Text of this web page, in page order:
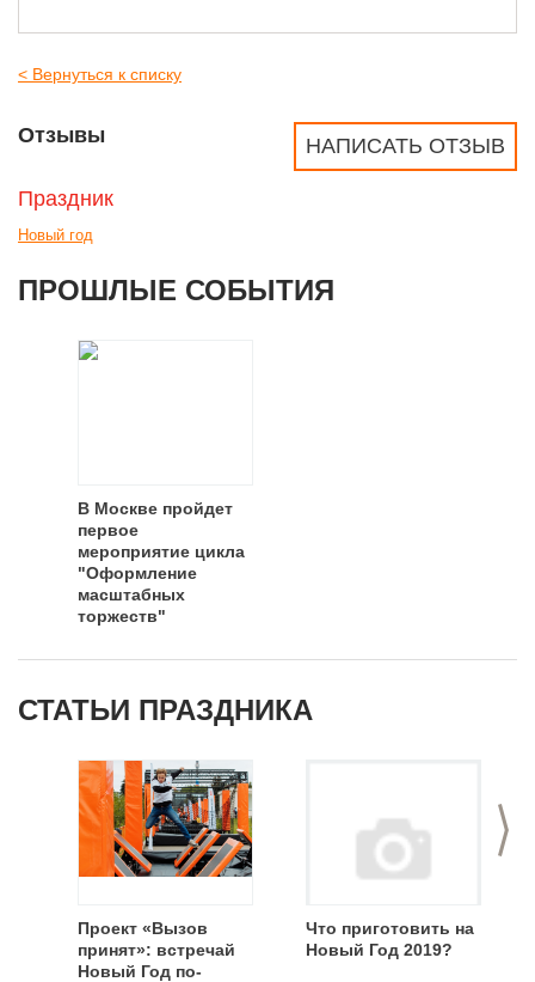
< Вернуться к списку
НАПИСАТЬ ОТЗЫВ
Отзывы
Праздник
Новый год
ПРОШЛЫЕ СОБЫТИЯ
В Москве пройдет
первое
мероприятие цикла
"Оформление
масштабных
торжеств"
СТАТЬИ ПРАЗДНИКА
>
Проект «Вызов
принят»: встречай
Новый Год по-
Что приготовить на
Новый Год 2019?